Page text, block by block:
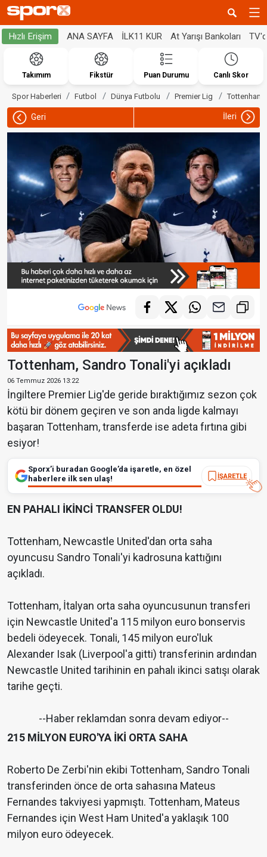
Hızlı Erişim ANA SAYFA İLK11 KUR At Yarışı Bankoları
Takımım Fikstür Puan Durumu Canlı Skor
Spor Haberleri Futbol Dünya Futbolu Premier Lig Tottenham
Geri İleri
Tottenham, Sandro Tonali'yi açıkladı
06 Temmuz 2026 13:22
İngiltere Premier Lig'de geride bıraktığımız sezon çok
kötü bir dönem geçiren ve son anda ligde kalmayı
başaran Tottenham, transferde ise adeta fırtına gibi
esiyor!
Sporx’i buradan Google’da işaretle, en özel
haberlere ilk sen ulaş!
İŞARETLE
EN PAHALI İKİNCİ TRANSFER OLDU!
Tottenham, Newcastle United'dan orta saha
oyuncusu Sandro Tonali'yi kadrosuna kattığını
açıkladı.
Tottenham, İtalyan orta saha oyuncusunun transferi
için Newcastle United'a 115 milyon euro bonservis
bedeli ödeyecek. Tonali, 145 milyon euro'luk
Alexander Isak (Liverpool'a gitti) transferinin ardından
Newcastle United tarihinin en pahalı ikinci satışı olarak
tarihe geçti.
--Haber reklamdan sonra devam ediyor--
215 MİLYON EURO'YA İKİ ORTA SAHA
Roberto De Zerbi'nin ekibi Tottenham, Sandro Tonali
transferinden önce de orta sahasına Mateus
Fernandes takviyesi yapmıştı. Tottenham, Mateus
Fernandes için West Ham United'a yaklaşık 100
milyon euro ödeyecek.